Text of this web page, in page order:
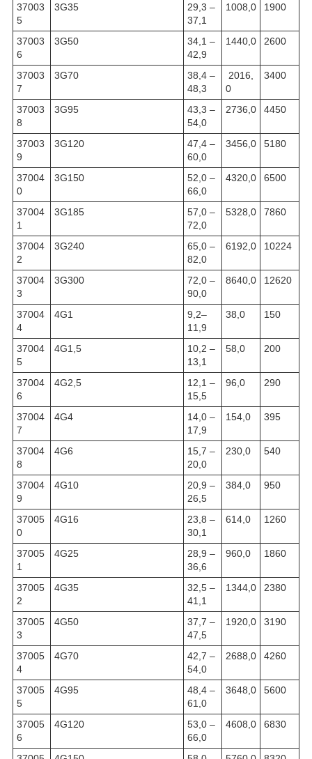
37003
5
3G35
29,3 –
37,1
1008,0 1900
37003
6
3G50
34,1 –
42,9
1440,0 2600
37003
7
3G70
38,4 –
48,3
2016,
0
3400
37003
8
3G95
43,3 –
54,0
2736,0 4450
37003
9
3G120
47,4 –
60,0
3456,0 5180
37004
0
3G150
52,0 –
66,0
4320,0 6500
37004
1
3G185
57,0 –
72,0
5328,0 7860
37004
2
3G240
65,0 –
82,0
6192,0 10224
37004
3
3G300
72,0 –
90,0
8640,0 12620
37004
4
4G1
9,2–
11,9
38,0 150
37004
5
4G1,5
10,2 –
13,1
58,0 200
37004
6
4G2,5
12,1 –
15,5
96,0 290
37004
7
4G4
14,0 –
17,9
154,0 395
37004
8
4G6
15,7 –
20,0
230,0 540
37004
9
4G10
20,9 –
26,5
384,0 950
37005
0
4G16
23,8 –
30,1
614,0 1260
37005
1
4G25
28,9 –
36,6
960,0 1860
37005
2
4G35
32,5 –
41,1
1344,0 2380
37005
3
4G50
37,7 –
47,5
1920,0 3190
37005
4
4G70
42,7 –
54,0
2688,0 4260
37005
5
4G95
48,4 –
61,0
3648,0 5600
37005
6
4G120
53,0 –
66,0
4608,0 6830